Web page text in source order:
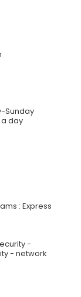
Sunday
a day
: Express
-
- network